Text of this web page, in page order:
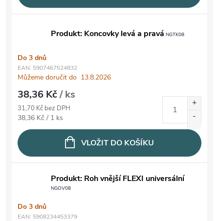
Produkt: Koncovky levá a pravá NGTK08
Do 3 dnů
EAN: 5907467524832
Můžeme doručit do 13.8.2026
38,36 Kč/ ks
31,70 Kč bez DPH
Měrná cena:
38,36 Kč / 1 ks
VLOŽIT DO KOŠÍKU
Produkt: Roh vnější FLEXI universální
NGOV08
Do 3 dnů
EAN: 5908234453379